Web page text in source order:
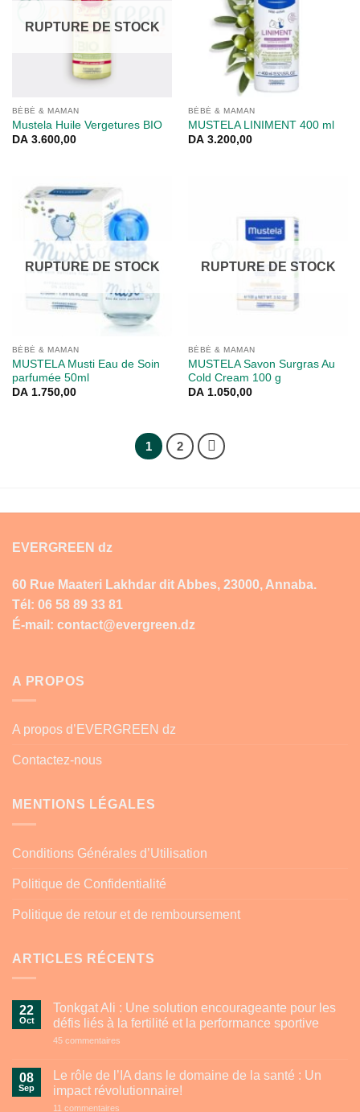
RUPTURE DE STOCK
BÉBÉ & MAMAN
Mustela Huile Vergetures BIO
DA3.600,00
BÉBÉ & MAMAN
MUSTELA LINIMENT 400 ml
DA3.200,00
RUPTURE DE STOCK
BÉBÉ & MAMAN
MUSTELA Musti Eau de Soin
parfumée 50ml
DA1.750,00
RUPTURE DE STOCK
BÉBÉ & MAMAN
MUSTELA Savon Surgras Au
Cold Cream 100 g
DA1.050,00
1 2
EVERGREEN dz
60 Rue Maateri Lakhdar dit Abbes, 23000, Annaba.
Tél: 06 58 89 33 81
É-mail: contact@evergreen.dz
A PROPOS
A propos d’EVERGREEN dz
Contactez-nous
MENTIONS LÉGALES
Conditions Générales d’Utilisation
Politique de Confidentialité
Politique de retour et de remboursement
ARTICLES RÉCENTS
22
Oct
Tonkgat Ali : Une solution encourageante pour les
défis liés à la fertilité et la performance sportive
45 commentaires
:
Une
solution
08
Sep
Le rôle de l’IA dans le domaine de la santé : Un
impact révolutionnaire!
11 commentaires